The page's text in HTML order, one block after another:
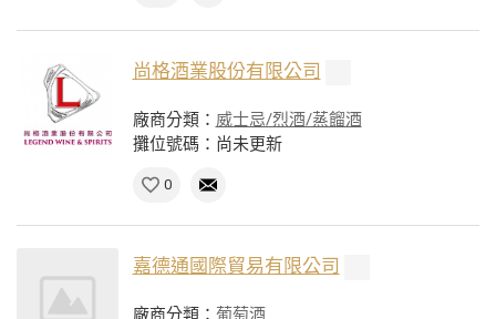
尚格酒業股份有限公司
廠商分類： 威士忌/烈酒/蒸餾酒
攤位號碼：尚未更新
0
嘉德通國際貿易有限公司